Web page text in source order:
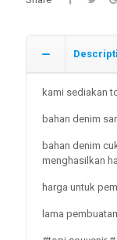
kami sediakan
bahan denim
bahan denim
menghasilkan
harga untuk
lama